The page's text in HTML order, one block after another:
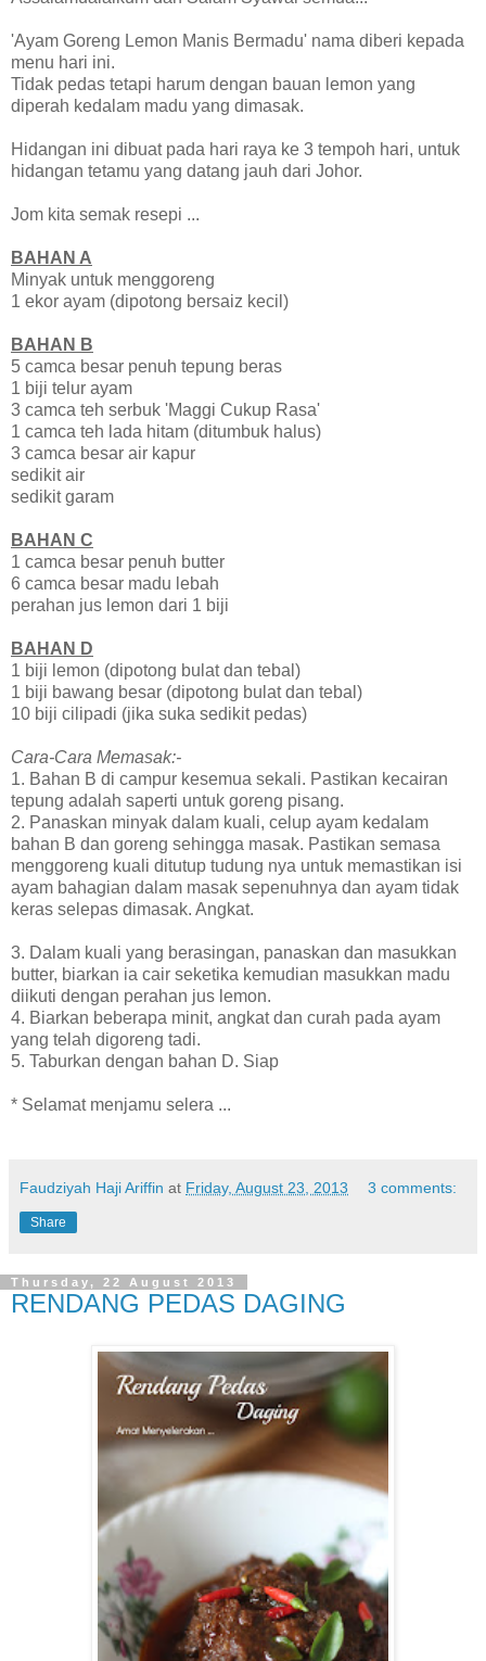
'Ayam Goreng Lemon Manis Bermadu' nama diberi kepada
menu hari ini.
Tidak pedas tetapi harum dengan bauan lemon yang
diperah kedalam madu yang dimasak.
Hidangan ini dibuat pada hari raya ke 3 tempoh hari, untuk
hidangan tetamu yang datang jauh dari Johor.
Jom kita semak resepi ...
BAHAN A
Minyak untuk menggoreng
1 ekor ayam (dipotong bersaiz kecil)
BAHAN B
5 camca besar penuh tepung beras
1 biji telur ayam
3 camca teh serbuk 'Maggi Cukup Rasa'
1 camca teh lada hitam (ditumbuk halus)
3 camca besar air kapur
sedikit air
sedikit garam
BAHAN C
1 camca besar penuh butter
6 camca besar madu lebah
perahan jus lemon dari 1 biji
BAHAN D
1 biji lemon (dipotong bulat dan tebal)
1 biji bawang besar (dipotong bulat dan tebal)
10 biji cilipadi (jika suka sedikit pedas)
Cara-Cara Memasak:-
1. Bahan B di campur kesemua sekali. Pastikan kecairan
tepung adalah saperti untuk goreng pisang.
2. Panaskan minyak dalam kuali, celup ayam kedalam
bahan B dan goreng sehingga masak. Pastikan semasa
menggoreng kuali ditutup tudung nya untuk memastikan isi
ayam bahagian dalam masak sepenuhnya dan ayam tidak
keras selepas dimasak. Angkat.
3. Dalam kuali yang berasingan, panaskan dan masukkan
butter, biarkan ia cair seketika kemudian masukkan madu
diikuti dengan perahan jus lemon.
4. Biarkan beberapa minit, angkat dan curah pada ayam
yang telah digoreng tadi.
5. Taburkan dengan bahan D. Siap
* Selamat menjamu selera ...
Faudziyah Haji Ariffin at Friday, August 23, 2013 3 comments:
Share
Thursday, 22 August 2013
RENDANG PEDAS DAGING